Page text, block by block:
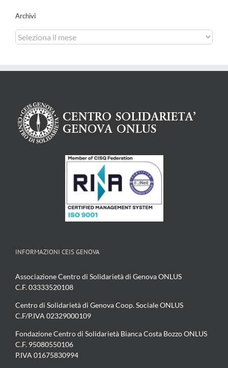
Archivi
Archivi
INFORMAZIONI CEIS GENOVA
Associazione Centro di Solidarietà di Genova ONLUS
C.F. 03333520108
Centro di Solidarietà di Genova Coop. Sociale ONLUS
C.F/P.IVA 02329000109
Fondazione Centro di Solidarietà Bianca Costa Bozzo ONLUS
C.F. 95080550106
P.IVA 01675830994